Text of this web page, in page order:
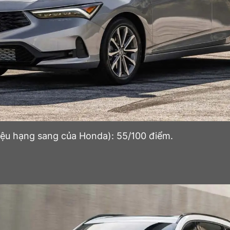
hạng sang của Honda): 55/100 điểm.